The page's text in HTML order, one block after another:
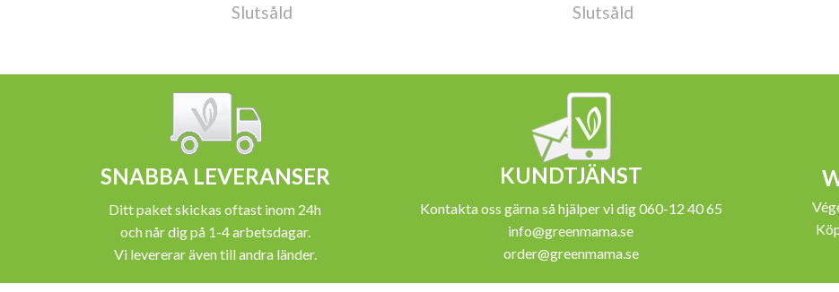
Slutsåld Slutsåld
SNABBA LEVERANSER
Ditt paket skickas oftast inom 24h
och når dig på 1-4 arbetsdagar.
Vi levererar även till andra länder.
KUNDTJÄNST
Kontakta oss gärna så hjälper vi dig 060-12 40 65
info@greenmama.se
order@greenmama.se